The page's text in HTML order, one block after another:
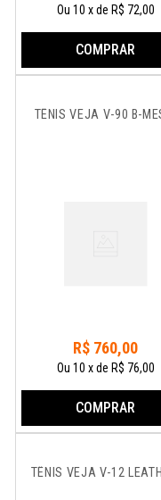
Ou 10 xde R$ 72,00
COMPRAR
TÊNIS VEJA V-90 B-
R$ 760,00
Ou 10 xde R$ 76,00
COMPRAR
TÊNIS VEJA V-12